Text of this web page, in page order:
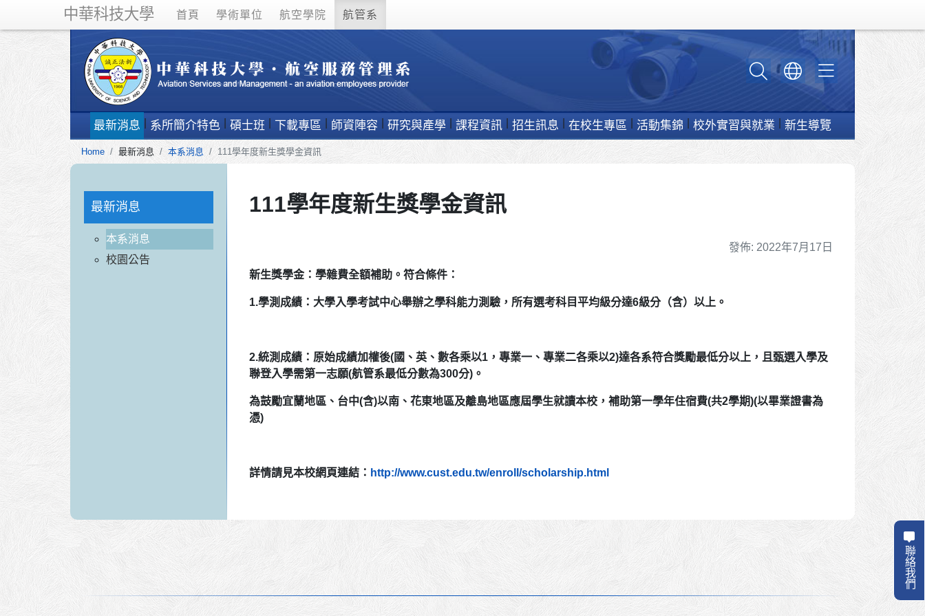
中華科技大學 首頁 學術單位 航空學院 航管系
最新消息 系所簡介特色 碩士班 下載專區 師資陣容 研究與產學 課程資訊 招生訊息 在校生專區 活動集錦 校外實習與就業 新生導覽
Home 最新消息 本系消息 111學年度新生獎學金資訊
最新消息
本系消息
校園公告
111學年度新生獎學金資訊
發佈: 2022年7月17日
新生獎學金：學雜費全額補助。符合條件：
1.學測成績：大學入學考試中心舉辦之學科能力測驗，所有選考科目平均級分達6級分（含）以上。
2.統測成績：原始成績加權後(國、英、數各乘以1，專業一、專業二各乘以2)達各系符合獎勵最低分以上，且 甄選入學及
聯登入學需第一志願(航管系最低分數為300分)。
為鼓勵宜蘭地區、台中(含)以南、花東地區及離島地區應屆學生就讀本校，補助第一學年住宿費(共2學期)(以畢業證書為
憑)
詳情請見本校網頁連結： http://www.cust.edu.tw/enroll/scholarship.html
聯絡我們